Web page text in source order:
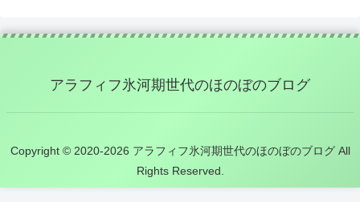
アラフィフ氷河期世代のほのぼのブログ
Copyright © 2020-2026 アラフィフ氷河期世代のほのぼのブログ All
Rights Reserved.